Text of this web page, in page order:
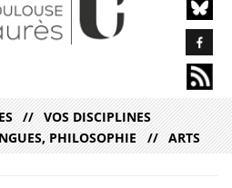
VOS DISCIPLINES
PHILOSOPHIE
ARTS